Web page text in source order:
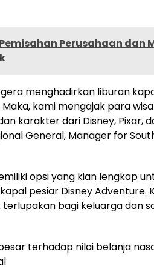
Perusahaan dan
menghadirkan liburan
kami mengajak para
karakter dari Disney, Pixar,
General, Manager for
opsi yang kian lengkap
pesiar Disney Adventure.
bagi keluarga dan
terhadap nilai belanja